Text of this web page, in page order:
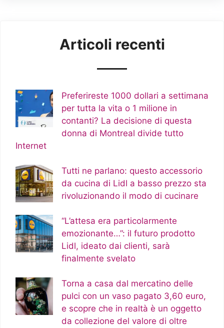
Articoli recenti
Preferireste 1000 dollari a settimana
per tutta la vita o 1 milione in
contanti? La decisione di questa
donna di Montreal divide tutto
Internet
Tutti ne parlano: questo accessorio
da cucina di Lidl a basso prezzo sta
rivoluzionando il modo di cucinare
“L’attesa era particolarmente
emozionante…”: il futuro prodotto
Lidl, ideato dai clienti, sarà
finalmente svelato
Torna a casa dal mercatino delle
pulci con un vaso pagato 3,60 euro,
e scopre che in realtà è un oggetto
da collezione del valore di oltre